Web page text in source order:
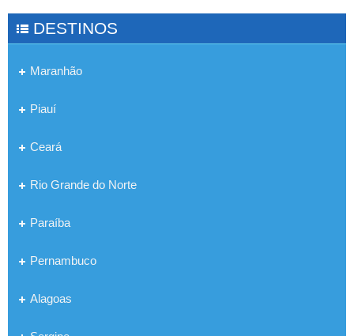
DESTINOS
Maranhão
Piauí
Ceará
Rio Grande do Norte
Paraíba
Pernambuco
Alagoas